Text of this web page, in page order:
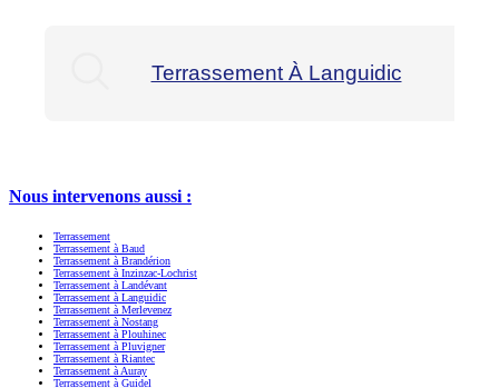
Terrassement À Languidic
Nous intervenons aussi :
Terrassement
Terrassement à Baud
Terrassement à Brandérion
Terrassement à Inzinzac-Lochrist
Terrassement à Landévant
Terrassement à Languidic
Terrassement à Merlevenez
Terrassement à Nostang
Terrassement à Plouhinec
Terrassement à Pluvigner
Terrassement à Riantec
Terrassement à Auray
Terrassement à Guidel